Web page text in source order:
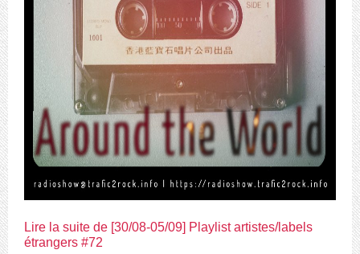
Lire la suite de [30/08-05/09] Playlist artistes/labels
étrangers #72